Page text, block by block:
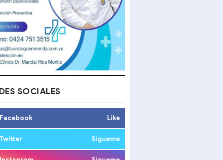
SOCIALES
Like
Sigueme